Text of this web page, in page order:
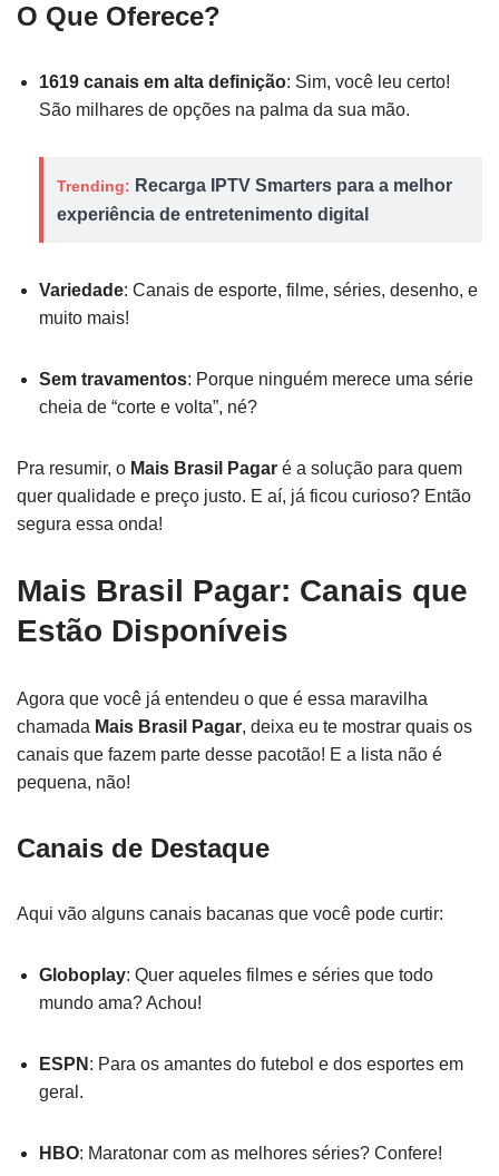
O Que Oferece?
1619 canais em alta definição: Sim, você leu certo!
São milhares de opções na palma da sua mão.
Trending: Recarga IPTV Smarters para a melhor
experiência de entretenimento digital
Variedade: Canais de esporte, filme, séries, desenho, e
muito mais!
Sem travamentos: Porque ninguém merece uma série
cheia de “corte e volta”, né?
Pra resumir, o Mais Brasil Pagar é a solução para quem
quer qualidade e preço justo. E aí, já ficou curioso? Então
segura essa onda!
Mais Brasil Pagar: Canais que
Estão Disponíveis
Agora que você já entendeu o que é essa maravilha
chamada Mais Brasil Pagar, deixa eu te mostrar quais os
canais que fazem parte desse pacotão! E a lista não é
pequena, não!
Canais de Destaque
Aqui vão alguns canais bacanas que você pode curtir:
Globoplay: Quer aqueles filmes e séries que todo
mundo ama? Achou!
ESPN : Para os amantes do futebol e dos esportes em
geral.
HBO: Maratonar com as melhores séries? Confere!